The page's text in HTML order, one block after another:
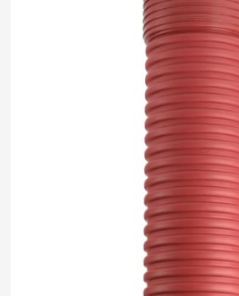
med
muffe
895mm
antal